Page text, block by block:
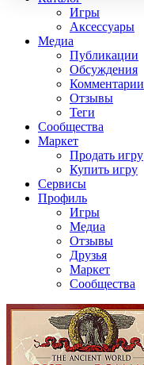
Игры
Аксессуары
Медиа
Публикации
Обсуждения
Комментарии
Отзывы
Теги
Сообщества
Маркет
Продать игру
Купить игру
Сервисы
Профиль
Игры
Медиа
Отзывы
Друзья
Маркет
Сообщества